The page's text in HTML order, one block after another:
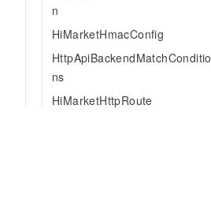
n
HiMarketHmacConfig
HttpApiBackendMatchConditio
ns
HiMarketHttpRoute